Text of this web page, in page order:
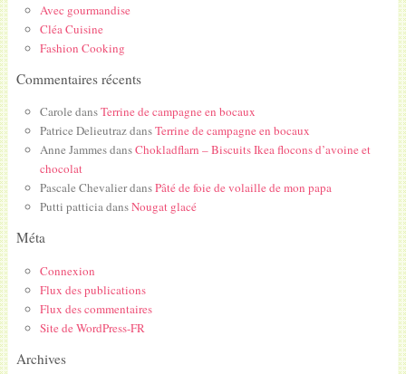
Avec gourmandise
Cléa Cuisine
Fashion Cooking
Commentaires récents
Carole dansTerrine de campagne en bocaux
Patrice DelieutrazdansTerrine de campagne en bocaux
Anne JammesdansChokladflarn – Biscuits Ikea flocons d’avoine et
chocolat
Pascale ChevalierdansPâté de foie de volaille de mon papa
Putti patticiadansNougat glacé
Méta
Connexion
Flux des publications
Flux des commentaires
Site de WordPress-FR
Archives